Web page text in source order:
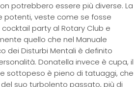
potrebbero essere più diverse. La
potenti, veste come se fosse
party al Rotary Club e
quello che nel Manuale
dei Disturbi Mentali è definito
Donatella invece è cupa, il
sottopeso è pieno di tatuaggi, che
suo turbolento passato, più di